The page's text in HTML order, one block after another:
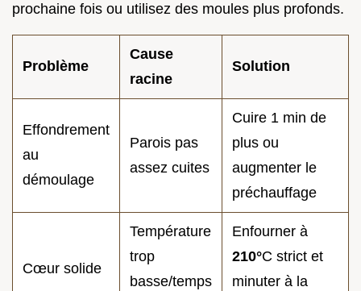
prochaine fois ou utilisez des moules plus profonds.
Problème
Cause
racine
Solution
Effondrement
au
démoulage
Parois pas
assez cuites
Cuire 1 min de
plus ou
augmenter le
préchauffage
Cœur solide
Température
trop
basse/temps
Enfourner à
210°C strict et
minuter à la